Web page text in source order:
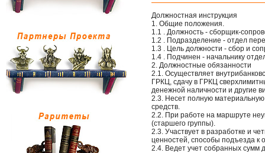
Должностная инструкция
1. Общие положения.
1.1 . Должность - сборщик-
1.2 . Подразделение - отдел
1.3 . Цель должности - сбор и
1.4 . Подчинен - начальнику
2. Должностные обязанности
2.1. Осуществляет
ГРКЦ, сдачу в ГРКЦ
денежной наличности и другие
2.3. Несет полную
средств.
2.2. При работе на маршруте
(старшего группы).
2.3. Участвует в разработке и
ценностей, способы подъезда к
2.4. Ведет учет собранных сумм